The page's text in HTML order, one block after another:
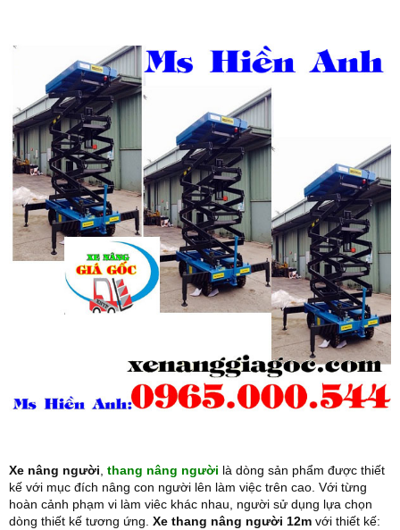
Xe nâng người thang nâng người là dòng sản phẩm được thiết
kế với mục đích nâng con người lên làm việc trên cao. Với từng
hoàn cảnh phạm vi làm viêc khác nhau, người sử dụng lựa chọn
dòng thiết kế tương ứng. Xe thang nâng người 12m với thiết kế: